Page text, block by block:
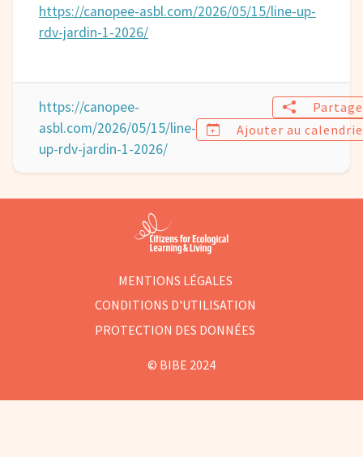
https://canopee-asbl.com/2026/05/15/line-up-
rdv-jardin-1-2026/
https://canopee-
asbl.com/2026/05/15/line-
up-rdv-jardin-1-2026/
Ajouter au
MENTIONS LÉGALES
CONDITIONS D'UTILISATION
PROTECTION DES DONNÉES
© BIBE 2024